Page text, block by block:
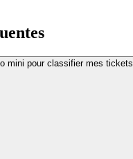
mini pour classifier mes